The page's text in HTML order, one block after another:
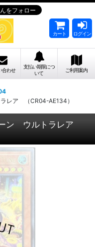
カート ログイン
合わせ
支払い期限につ
いて
ご利用案内
レア （CR04-AE134）
ン ウルトラレア